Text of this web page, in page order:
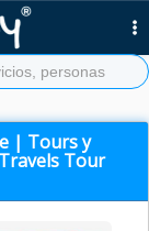
| Tours y
Tour